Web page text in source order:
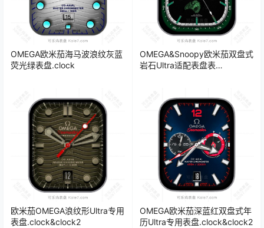
OMEGA欧米茄海马波浪纹灰蓝
荧光绿表盘.clock
OMEGA&Snoopy欧米茄双盘式
岩石Ultra适配表盘表
欧米茄OMEGA浪纹形Ultra专用
表盘.clock&clock2
OMEGA欧米茄深蓝红双盘式年
历Ultra专用表盘.clock&clock2